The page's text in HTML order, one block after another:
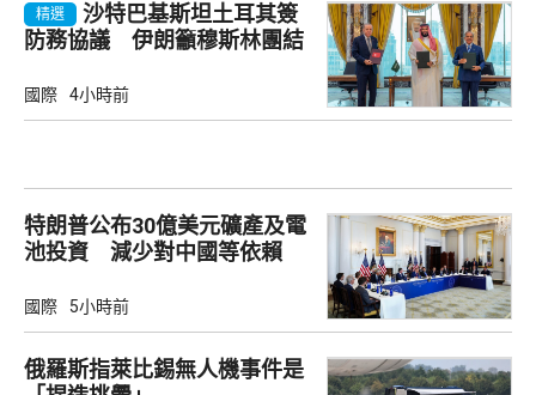
精選
沙特巴基斯坦土耳其簽
防務協議 伊朗籲穆斯林團結
國際 4小時前
特朗普公布30億美元礦產及電
池投資 減少對中國等依賴
國際 5小時前
俄羅斯指萊比錫無人機事件是